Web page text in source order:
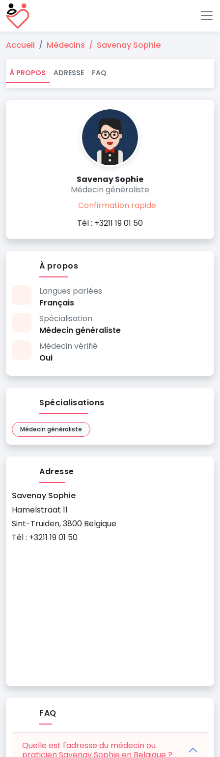
Accueil Médecins Savenay Sophie
À PROPOS ADRESSE FAQ
Savenay Sophie
Médecin généraliste
Confirmation rapide
Tél : +3211 19 01 50
À propos
Langues parlées
Français
Spécialisation
Médecin généraliste
Médecin vérifié
Oui
Spécialisations
Médecin généraliste
Adresse
Savenay Sophie
Hamelstraat 11
Sint-Truiden, 3800 Belgique
Tél : +3211 19 01 50
FAQ
Quelle est l'adresse du médecin ou